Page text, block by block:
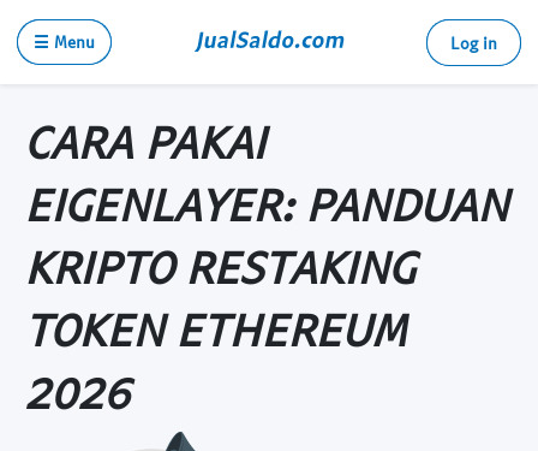
☰ Menu Log in
CARA PAKAI
EIGENLAYER: PANDUAN
KRIPTO RESTAKING
TOKEN ETHEREUM
2026